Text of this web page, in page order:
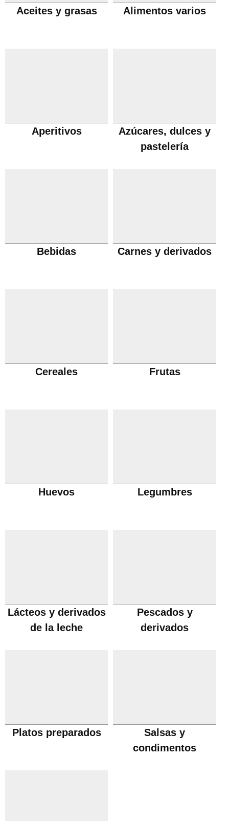
Aceites y grasas Alimentos varios
Aperitivos
Azúcares, dulces y
pastelería
Bebidas Carnes y derivados
Cereales Frutas
Huevos Legumbres
Lácteos y derivados
de la leche
Pescados y
derivados
Platos preparados
Salsas y
condimentos